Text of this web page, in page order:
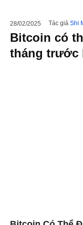
28/02/2025 Tác giả Shi
Bitcoin có
tháng trước